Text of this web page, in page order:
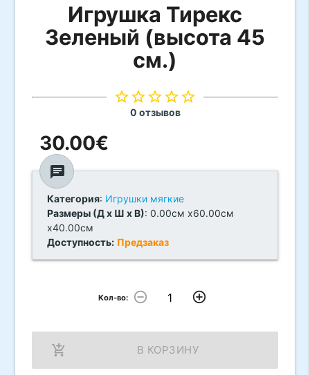
Игрушка Тирекс
Зеленый (высота 45
см.)
star_borderstar_borderstar_borderstar_borderstar_border
0 отзывов
30.00€
chat
Категория: Игрушки мягкие
Размеры (Д х Ш х В): 0.00см x60.00см
x40.00см
Доступность: Предзаказ
Кол-во: remove_circle_outline add_circle_outline
add_shopping_cart В КОРЗИНУ